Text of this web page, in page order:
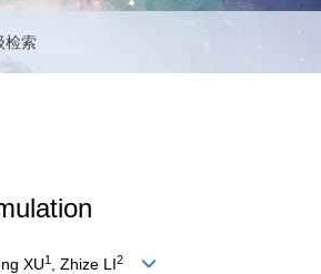
检索
XU1 , Zhize LI2